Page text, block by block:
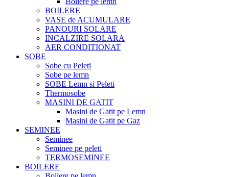
BOILERE
VASE de ACUMULARE
PANOURI SOLARE
INCALZIRE SOLARA
AER CONDITIONAT
SOBE
Sobe cu Peleti
Sobe pe lemn
SOBE Lemn si Peleti
Thermosobe
MASINI DE GATIT
Masini de Gatit pe Lemn
Masini de Gatit pe Gaz
SEMINEE
Seminee
Seminee pe peleti
TERMOSEMINEE
BOILERE